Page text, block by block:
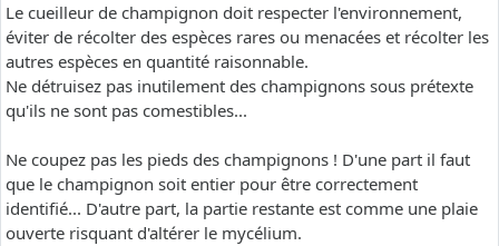
Le cueilleur de champignon doit respecter l'environnement,
éviter de récolter des espèces rares ou menacées et récolter les
autres espèces en quantité raisonnable.
Ne détruisez pas inutilement des champignons sous prétexte
qu'ils ne sont pas comestibles...
Ne coupez pas les pieds des champignons ! D'une part il faut
que le champignon soit entier pour être correctement
identifié... D'autre part, la partie restante est comme une plaie
ouverte risquant d'altérer le mycélium.